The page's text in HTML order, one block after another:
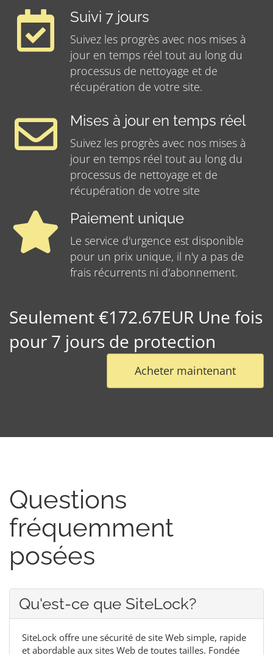
Suivi 7 jours
Suivez les progrès avec nos mises à
jour en temps réel tout au long du
processus de nettoyage et de
récupération de votre site.
Mises à jour en temps réel
Suivez les progrès avec nos mises à
jour en temps réel tout au long du
processus de nettoyage et de
récupération de votre site
Paiement unique
Le service d'urgence est disponible
pour un prix unique, il n'y a pas de
frais récurrents ni d'abonnement.
Seulement €172.67EUR Une fois
pour 7 jours de protection
Acheter maintenant
Questions
fréquemment
posées
Qu'est-ce que SiteLock?
SiteLock offre une sécurité de site Web simple, rapide
et abordable aux sites Web de toutes tailles. Fondée